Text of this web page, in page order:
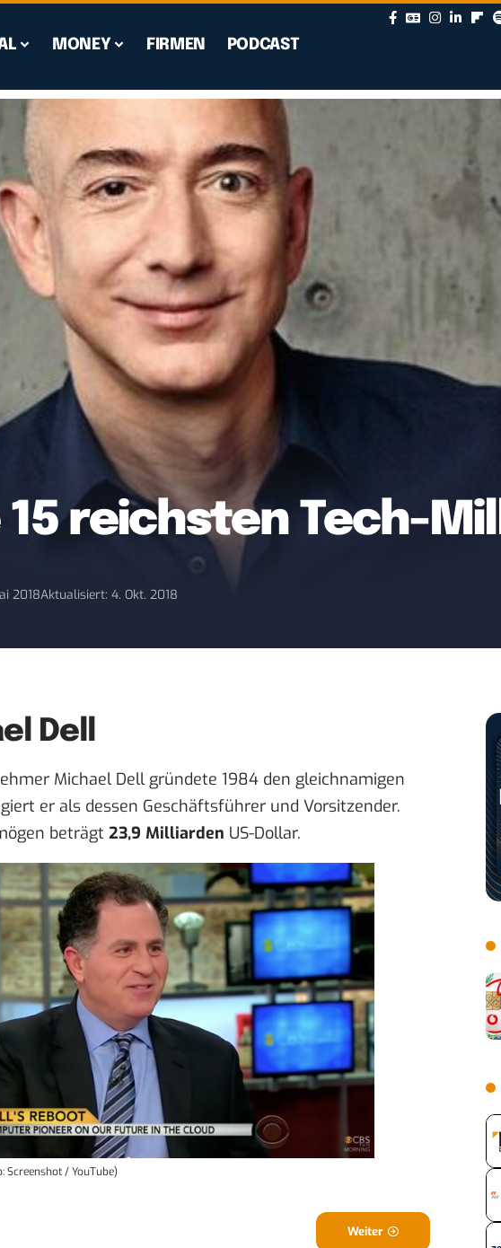
MONEY FIRMEN PODCAST
15 reichsten Tech-
2018Aktualisiert: 4. Okt. 2018
Dell
Michael Dell gründete 1984 den gleichnamigen
er als dessen Geschäftsführer und Vorsitzender.
beträgt 23,9 Milliarden US-Dollar.
Screenshot / YouTube)
Weiter